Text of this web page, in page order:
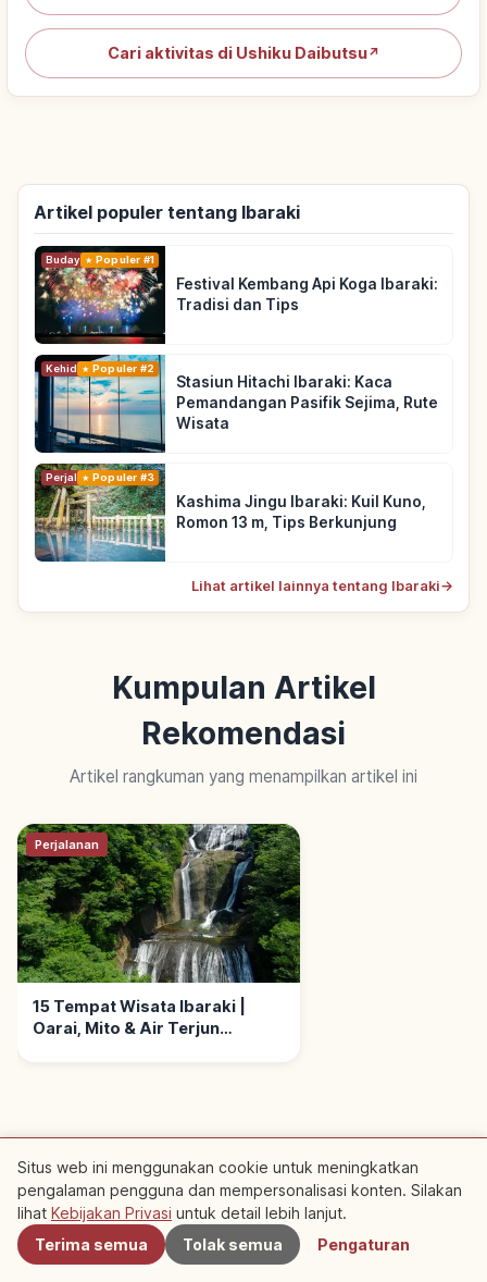
Cari aktivitas di Ushiku Daibutsu↗
Artikel populer tentang Ibaraki
Budaya Tradisional
Populer #1
Festival Kembang Api Koga Ibaraki:
Tradisi dan Tips
KehidupanPopuler #2
Stasiun Hitachi Ibaraki: Kaca
Pemandangan Pasifik Sejima, Rute
Wisata
PerjalananPopuler #3
Kashima Jingu Ibaraki: Kuil Kuno,
Romon 13 m, Tips Berkunjung
Lihat artikel lainnya tentang Ibaraki→
Kumpulan Artikel
Rekomendasi
Artikel rangkuman yang menampilkan artikel ini
Perjalanan
15 Tempat Wisata Ibaraki |
Oarai, Mito & Air Terjun
Tempat Rekomendasi
Terdekat
Terdekat
Situs web ini menggunakan cookie untuk meningkatkan
pengalaman pengguna dan mempersonalisasi konten. Silakan
lihat Kebijakan Privasi untuk detail lebih lanjut.
Terima semua
Tolak semua Pengaturan